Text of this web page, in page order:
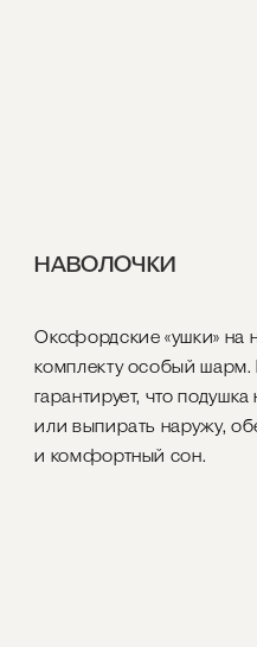
НАВОЛОЧКИ
Оксфордские «ушки» на
комплекту особый шарм.
гарантирует, что
или выпирать наружу,
и комфортный сон.